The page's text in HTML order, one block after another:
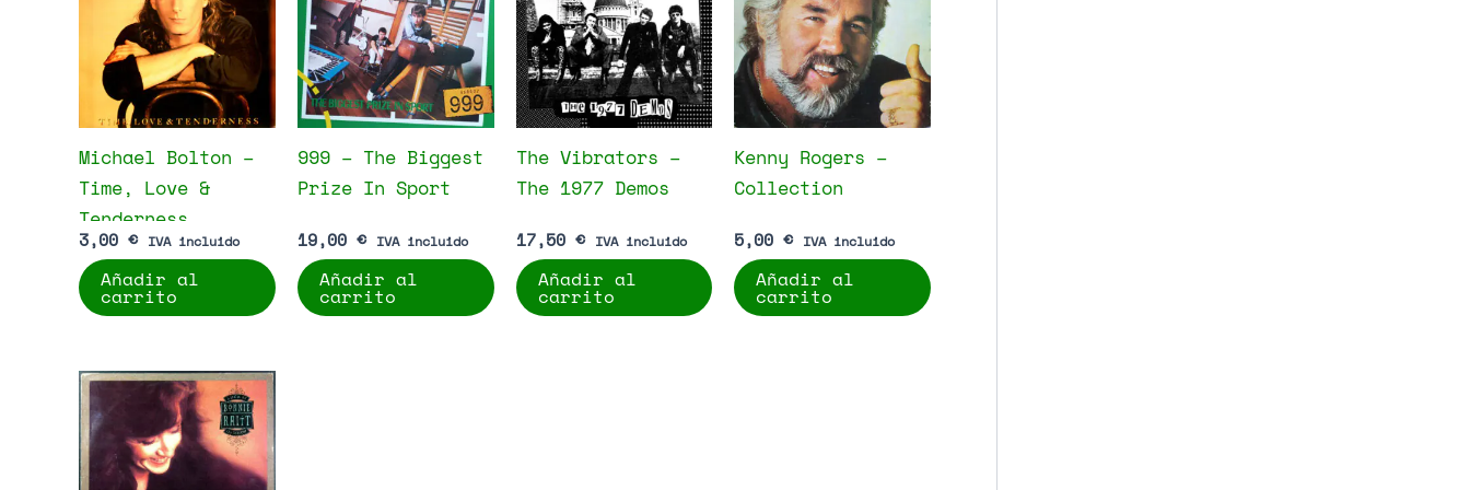
Michael Bolton –
Time, Love &
Tenderness
3,00 € IVA incluido
Añadir al
carrito
999 – The Biggest
Prize In Sport
19,00 € IVA incluido
Añadir al
carrito
The Vibrators –
The 1977 Demos
17,50 € IVA incluido
Añadir al
carrito
Kenny Rogers –
Collection
5,00€ IVA incluido
Añadir al
carrito